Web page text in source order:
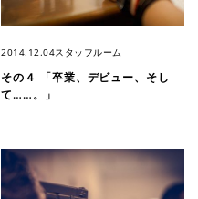
2014.12.04スタッフルーム
その４ 「卒業、デビュー、そし
て……。」